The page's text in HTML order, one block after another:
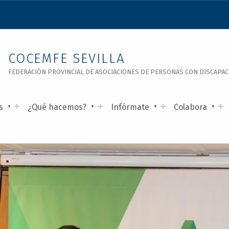
COCEMFE SEVILLA
FEDERACIÓN PROVINCIAL DE ASOCIACIONES DE PERSONAS CON
¿Qué hacemos? Infórmate Colabora